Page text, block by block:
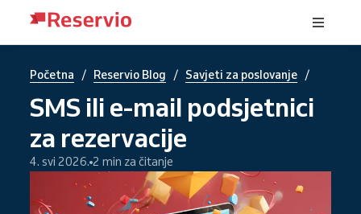
Početna / Reservio Blog / Savjeti za poslovanje /
SMS ili e-mail podsjetnici
za rezervacije
4. svi 2026. 2 min za čitanje